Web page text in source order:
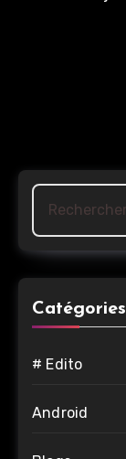
Rechercher :
Catégories
# Edito
Android